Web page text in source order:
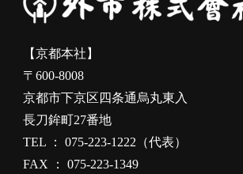
【京都本社】
〒600-8008
京都市下京区四条通烏丸東入
長刀鉾町27番地
TEL ： 075-223-1222（代表）
FAX ： 075-223-1349